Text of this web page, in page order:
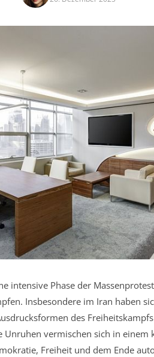
intensive Phase der
Insbesondere im Iran haben
des
Unruhen vermischen sich in einem
Freiheit und dem Ende